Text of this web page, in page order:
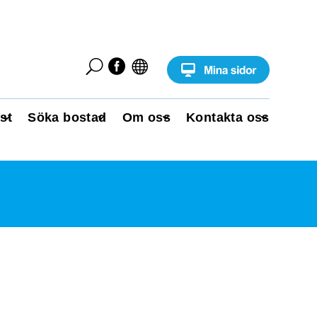


U
Söka bostad Om oss Kontakta oss